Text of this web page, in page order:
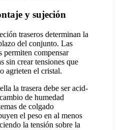
y sujeción
traseros determinan la
del conjunto. Las
permiten compensar
sin crear tensiones que
agrieten el cristal.
la trasera debe ser acid-
de humedad
de colgado
el peso en al menos
la tensión sobre la